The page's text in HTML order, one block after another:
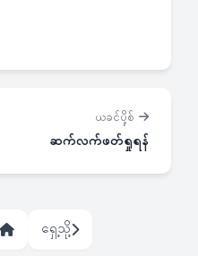
ယခင်ပို့စ်
ဆက်လက်ဖတ်ရှုရန်
ရှေ့သို့